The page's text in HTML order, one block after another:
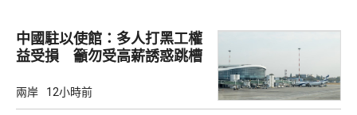
中國駐以使館：多人打黑工權
益受損 籲勿受高薪誘惑跳槽
兩岸 12小時前